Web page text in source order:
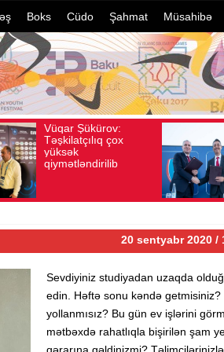
Boks Cüdo Şahmat Müsahibə
2 milyonluq sözləşmə
Baxış sayı: 80
Avqust 04, 2026
20 sentyabr 2020 /
Sevdiyiniz studiyadan uzaqda
edin. Həftə sonu kəndə
yollanmısız? Bu gün ev işlərini
mətbəxdə rahatlıqla bişirilən şam